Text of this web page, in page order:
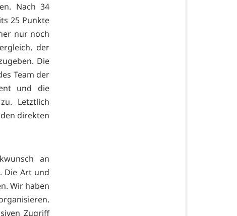
Nach 34
25 Punkte
nur noch
der
Die
Team der
und die
Letztlich
direkten
an
Die Art und
Wir haben
Zugriff